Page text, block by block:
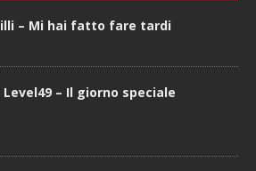
– Mi hai fatto fare tardi
– Il giorno speciale